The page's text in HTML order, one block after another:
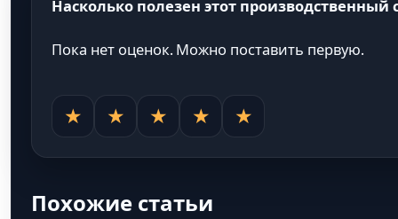
Насколько полезен этот производственный
Пока нет оценок. Можно поставить первую.
★ ★ ★ ★ ★
Похожие статьи